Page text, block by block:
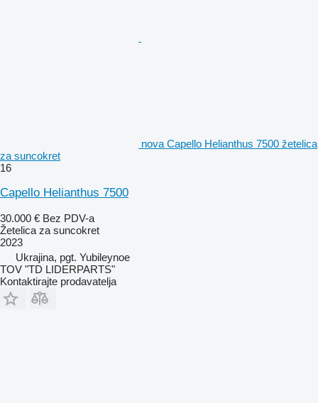
nova Capello Helianthus 7500 žetelica
za suncokret
16
Capello Helianthus 7500
30.000 € Bez PDV-a
Žetelica za suncokret
2023
Ukrajina, pgt. Yubileynoe
TOV "TD LIDERPARTS"
Kontaktirajte prodavatelja